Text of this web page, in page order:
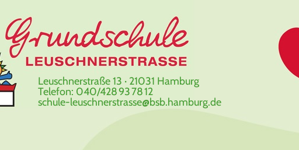
Leuschnerstraße 13 · 21031 Hamburg
Telefon: 040/428 93 78 12
schule-leuschnerstrasse@bsb.hamburg.de